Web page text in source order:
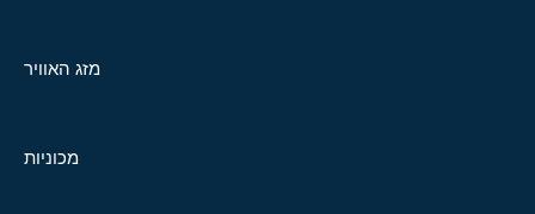
מזג האוויר
מכוניות